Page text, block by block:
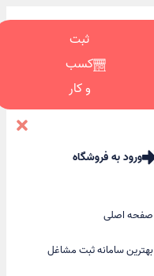
ثبت
کسب
و کار
ورود به فروشگاه
صفحه اصلی
بهترین سامانه ثبت مشاغل